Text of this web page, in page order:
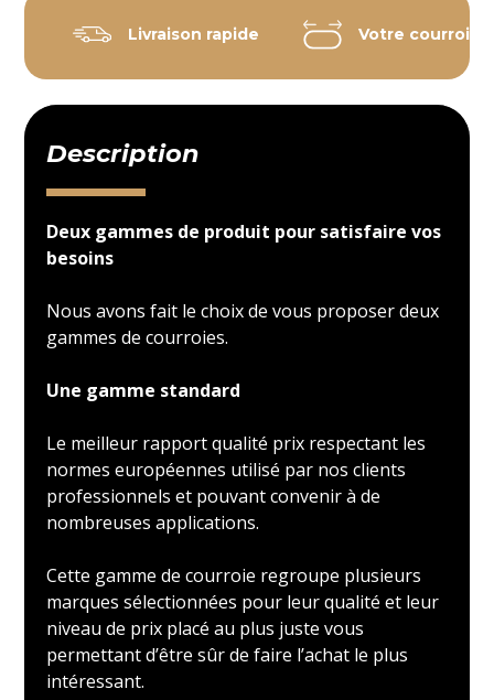
Livraison rapide Votre courroie
Description
Deux gammes de produit pour satisfaire vos
besoins
Nous avons fait le choix de vous proposer deux
gammes de courroies.
Une gamme standard
Le meilleur rapport qualité prix respectant les
normes européennes utilisé par nos clients
professionnels et pouvant convenir à de
nombreuses applications.
Cette gamme de courroie regroupe plusieurs
marques sélectionnées pour leur qualité et leur
niveau de prix placé au plus juste vous
permettant d’être sûr de faire l’achat le plus
intéressant.